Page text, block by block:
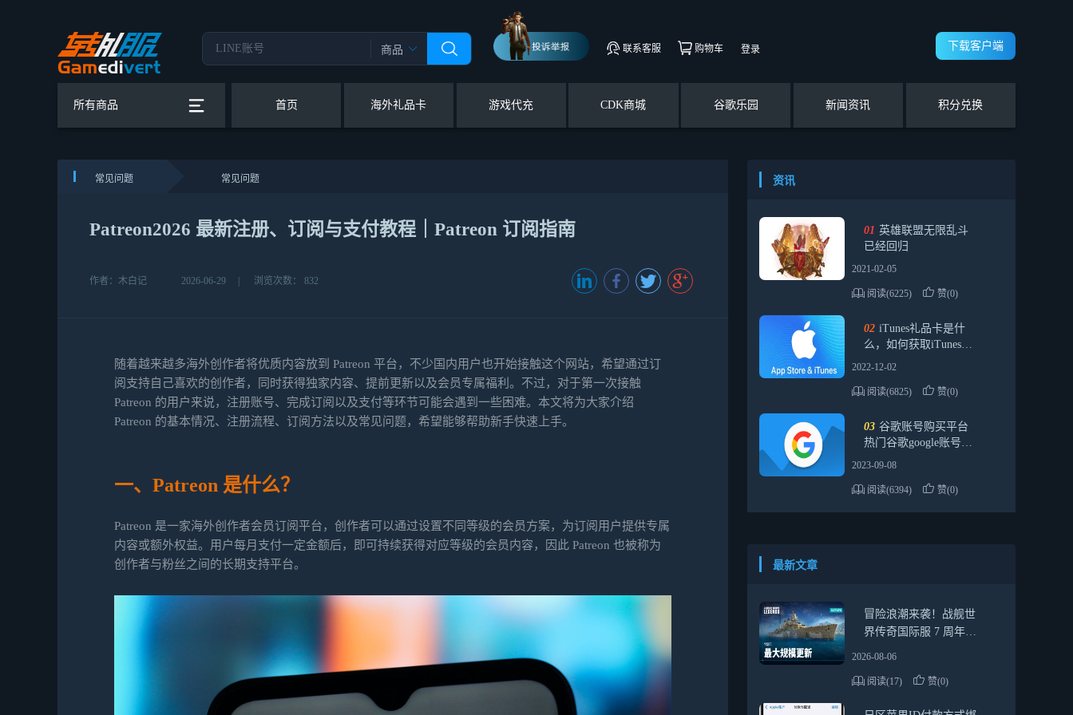
商品 联系客服 购物车 登录 下载客户端
所有商品 首页 海外礼品卡 游戏代充 CDK商城 谷歌乐园 新闻资讯 积分兑换
常见问题 常见问题
Patreon2026 最新注册、订阅与支付教程｜Patreon 订阅指南
作者：木白记 2026-06-29 浏览次数： 832
随着越来越多海外创作者将优质内容放到 Patreon 平台，不少国内用户也开始接触这个网站，希望通过订
阅支持自己喜欢的创作者，同时获得独家内容、提前更新以及会员专属福利。不过，对于第一次接触
Patreon 的用户来说，注册账号、完成订阅以及支付等环节可能会遇到一些困难。本文将为大家介绍
Patreon 的基本情况、注册流程、订阅方法以及常见问题，希望能够帮助新手快速上手。
一、Patreon 是什么？
Patreon 是一家海外创作者会员订阅平台，创作者可以通过设置不同等级的会员方案，为订阅用户提供专属
内容或额外权益。用户每月支付一定金额后，即可持续获得对应等级的会员内容，因此 Patreon 也被称为
创作者与粉丝之间的长期支持平台。
资讯
01 英雄联盟无限乱斗
已经回归
2021-02-05
阅读(6225) 赞(0)
02 iTunes礼品卡是什
么，如何获取iTunes苹
果礼品卡？
2022-12-02
阅读(6825) 赞(0)
03 谷歌账号购买平台
热门谷歌google账号可
直登（登录后如何修改
2023-09-08
阅读(6394) 赞(0)
最新文章
冒险浪潮来袭！战舰世
界传奇国际服 7 周年最
2026-08-06
阅读(17) 赞(0)